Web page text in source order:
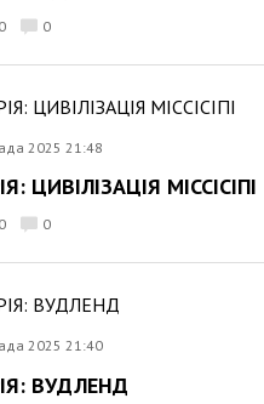
0 0
2025 21:48
ЦИВІЛІЗАЦІЯ МІССІСІПІ
0 0
2025 21:40
ВУДЛЕНД